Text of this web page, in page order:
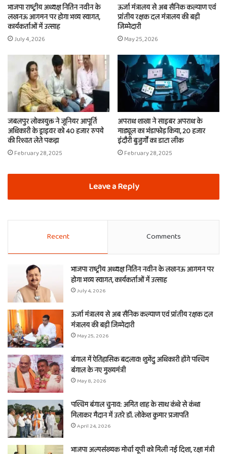
भाजपा राष्ट्रीय अध्यक्ष नितिन नवीन के
लखनऊ आगमन पर होगा भव्य स्वागत,
कार्यकर्ताओं में उत्साह
July 4, 2026
ऊर्जा मंत्रालय से अब सैनिक कल्याण एवं
प्रांतीय रक्षक दल मंत्रालय की बड़ी
जिम्मेदारी
May 25, 2026
जबलपुर लोकायुक्त ने जूनियर आपूर्ति
अधिकारी के ड्राइवर को 40 हजार रुपये
की रिश्वत लेते पकड़ा
February 28, 2025
अपराध शाखा ने साइबर अपराध के
माड्यूल का भंडाफोड़ किया, 20 हजार
इंदौरी बुजुर्गों का डाटा लीक
February 28, 2025
Leave a Reply
Recent Comments
भाजपा राष्ट्रीय अध्यक्ष नितिन नवीन के लखनऊ आगमन पर
होगा भव्य स्वागत, कार्यकर्ताओं में उत्साह
July 4, 2026
ऊर्जा मंत्रालय से अब सैनिक कल्याण एवं प्रांतीय रक्षक दल
मंत्रालय की बड़ी जिम्मेदारी
May 25, 2026
बंगाल में ऐतिहासिक बदलाव! शुभेंदु अधिकारी होंगे पश्चिम
बंगाल के नए मुख्यमंत्री
May 8, 2026
पश्चिम बंगाल चुनाव: अमित शाह के साथ कंधे से कंधा
मिलाकर मैदान में उतरे डॉ. लोकेश कुमार प्रजापति
April 24, 2026
भाजपा अल्पसंख्यक मोर्चा यूपी को मिली नई दिशा, रक्षा मंत्री